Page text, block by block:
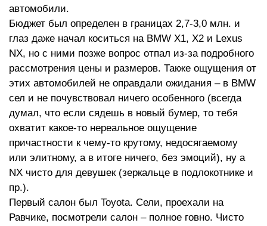
автомобили.
Бюджет был определен в границах 2,7-3,0 млн. и
глаз даже начал коситься на BMW X1, X2 и Lexus
NX, но с ними позже вопрос отпал из-за подробного
рассмотрения цены и размеров. Также ощущения от
этих автомобилей не оправдали ожидания – в BMW
сел и не почувствовал ничего особенного (всегда
думал, что если сядешь в новый бумер, то тебя
охватит какое-то нереальное ощущение
причастности к чему-то крутому, недосягаемому
или элитному, а в итоге ничего, без эмоций), ну а
NX чисто для девушек (зеркальце в подлокотнике и
пр.).
Первый салон был Toyota. Сели, проехали на
Равчике, посмотрели салон – полное говно. Чисто